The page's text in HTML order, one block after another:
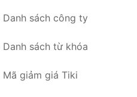
Danh sách công ty
Danh sách từ khóa
Mã giảm giá Tiki